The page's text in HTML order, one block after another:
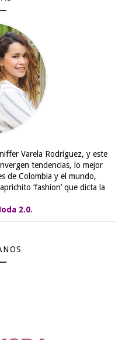
Varela Rodríguez, y este
tendencias, lo mejor
de Colombia y el mundo,
‘fashion’ que dicta la
2.0.